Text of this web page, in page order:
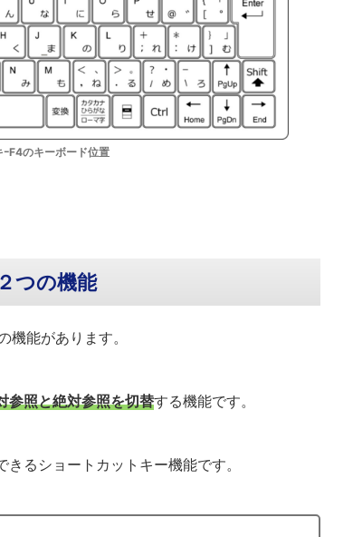
ｰF4のキーボード位置
つの機能
能があります。
参照と絶対参照を切替する機能です。
きるショートカットキー機能です。